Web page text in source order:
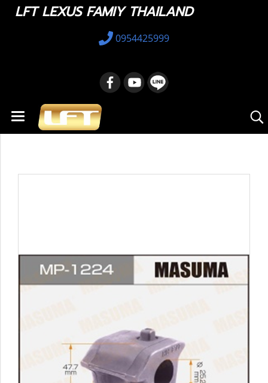
LFT LEXUS FAMIY THAILAND
0954425999